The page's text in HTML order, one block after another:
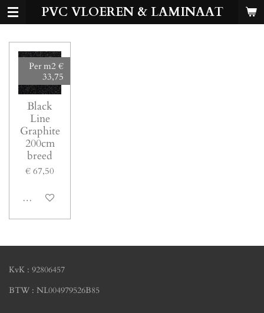
Ga
direct
hoofdinhoud
PVC VLOEREN & LAMINAAT
Per m2 €
33,75
Black
Line
Graphite
200cm
breed
€ 67,50
Bekijk details
KvK : 92806457
BTW : NL004979526B85